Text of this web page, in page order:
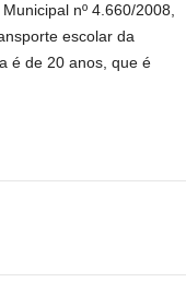
nº 4.660/2008,
escolar da
é de 20 anos, que é